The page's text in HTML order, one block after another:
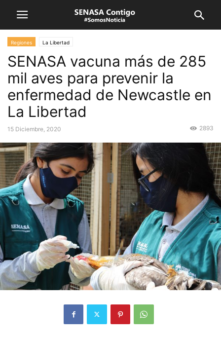
Regiones La Libertad
SENASA vacuna más de 285
mil aves para prevenir la
enfermedad de Newcastle en
La Libertad
15 Diciembre, 2020 2893